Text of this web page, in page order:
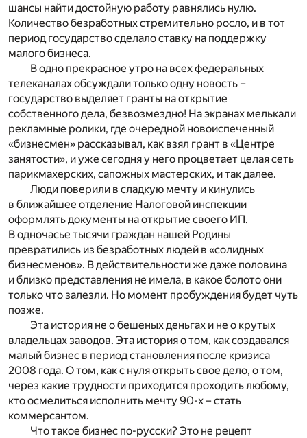
шансы найти достойную работу равнялись нулю.
Количество безработных стремительно росло, и в тот
период государство сделало ставку на поддержку
малого бизнеса.
В одно прекрасное утро на всех федеральных
телеканалах обсуждали только одну новость –
государство выделяет гранты на открытие
собственного дела, безвозмездно! На экранах мелькали
рекламные ролики, где очередной новоиспеченный
«бизнесмен» рассказывал, как взял грант в «Центре
занятости», и уже сегодня у него процветает целая сеть
парикмахерских, сапожных мастерских, и так далее.
Люди поверили в сладкую мечту и кинулись
в ближайшее отделение Налоговой инспекции
оформлять документы на открытие своего ИП.
В одночасье тысячи граждан нашей Родины
превратились из безработных людей в «солидных
бизнесменов». В действительности же даже половина
и близко представления не имела, в какое болото они
только что залезли. Но момент пробуждения будет чуть
позже.
Эта история не о бешеных деньгах и не о крутых
владельцах заводов. Эта история о том, как создавался
малый бизнес в период становления после кризиса
2008 года. О том, как с нуля открыть свое дело, о том,
через какие трудности приходится проходить любому,
кто осмелиться исполнить мечту 90-х – стать
коммерсантом.
Что такое бизнес по-русски? Это не рецепт